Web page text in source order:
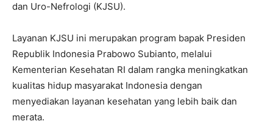
dan Uro-Nefrologi (KJSU).
Layanan KJSU ini merupakan program bapak Presiden
Republik Indonesia Prabowo Subianto, melalui
Kementerian Kesehatan RI dalam rangka meningkatkan
kualitas hidup masyarakat Indonesia dengan
menyediakan layanan kesehatan yang lebih baik dan
merata.